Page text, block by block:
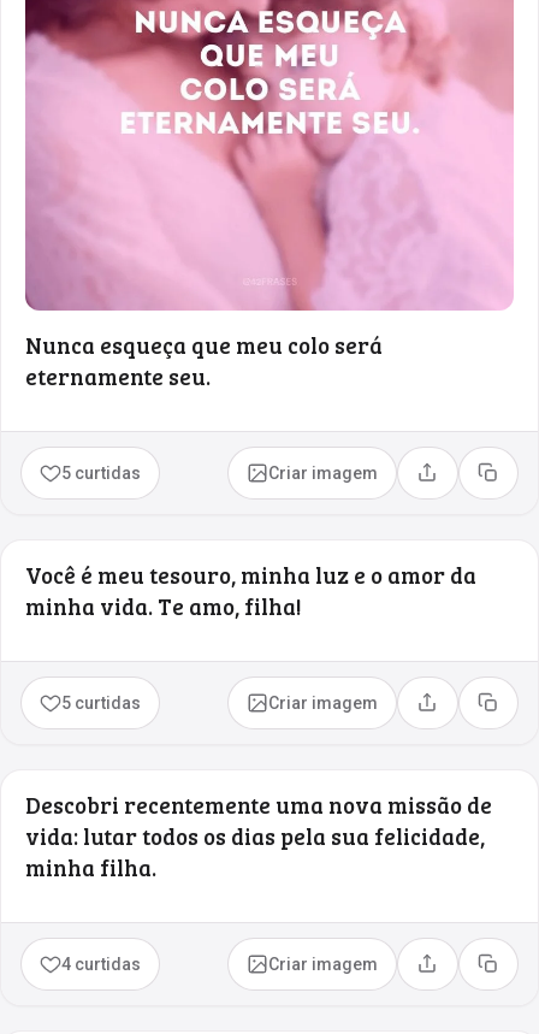
Nunca esqueça que meu colo será
eternamente seu.
5 curtidas Criar imagem Compartilhar
Copiar
Você é meu tesouro, minha luz e o amor da
minha vida. Te amo, filha!
5 curtidas Criar imagem Compartilhar
Copiar
Descobri recentemente uma nova missão de
vida: lutar todos os dias pela sua felicidade,
minha filha.
4 curtidas Criar imagem Compartilhar
Copiar